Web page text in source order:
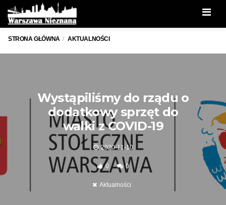
STRONA GŁÓWNA AKTUALNOŚCI
Wystąpiliśmy do rządu o
dodatkowy sprzęt do
walki z COVID-19
2020-11-10
0 0
Aktualności